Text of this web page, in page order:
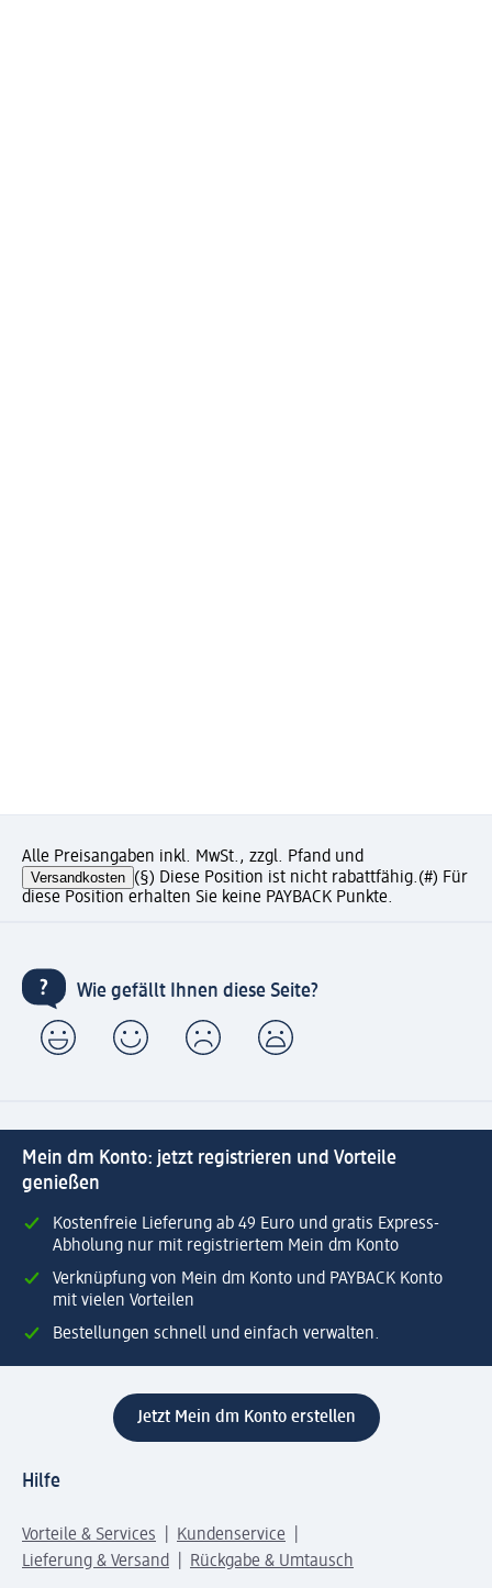
Alle Preisangaben inkl. MwSt., zzgl. Pfand und
Versandkosten (§) Diese Position ist nicht rabattfähig.(#) Für
diese Position erhalten Sie keine PAYBACK Punkte.
Wie gefällt Ihnen diese Seite?
Mein dm Konto: jetzt registrieren und Vorteile
genießen
Kostenfreie Lieferung ab 49 Euro und gratis Express-
Abholung nur mit registriertem Mein dm Konto
Verknüpfung von Mein dm Konto und PAYBACK Konto
mit vielen Vorteilen
Bestellungen schnell und einfach verwalten.
Jetzt Mein dm Konto erstellen
Hilfe
Vorteile & Services
Kundenservice
Lieferung & Versand
Rückgabe & Umtausch